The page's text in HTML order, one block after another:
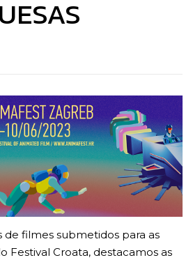
de filmes submetidos para as
Festival Croata, destacamos as